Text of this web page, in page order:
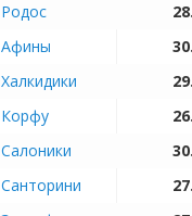
Родос
Афины
Халкидики
Корфу
Салоники
Санторини